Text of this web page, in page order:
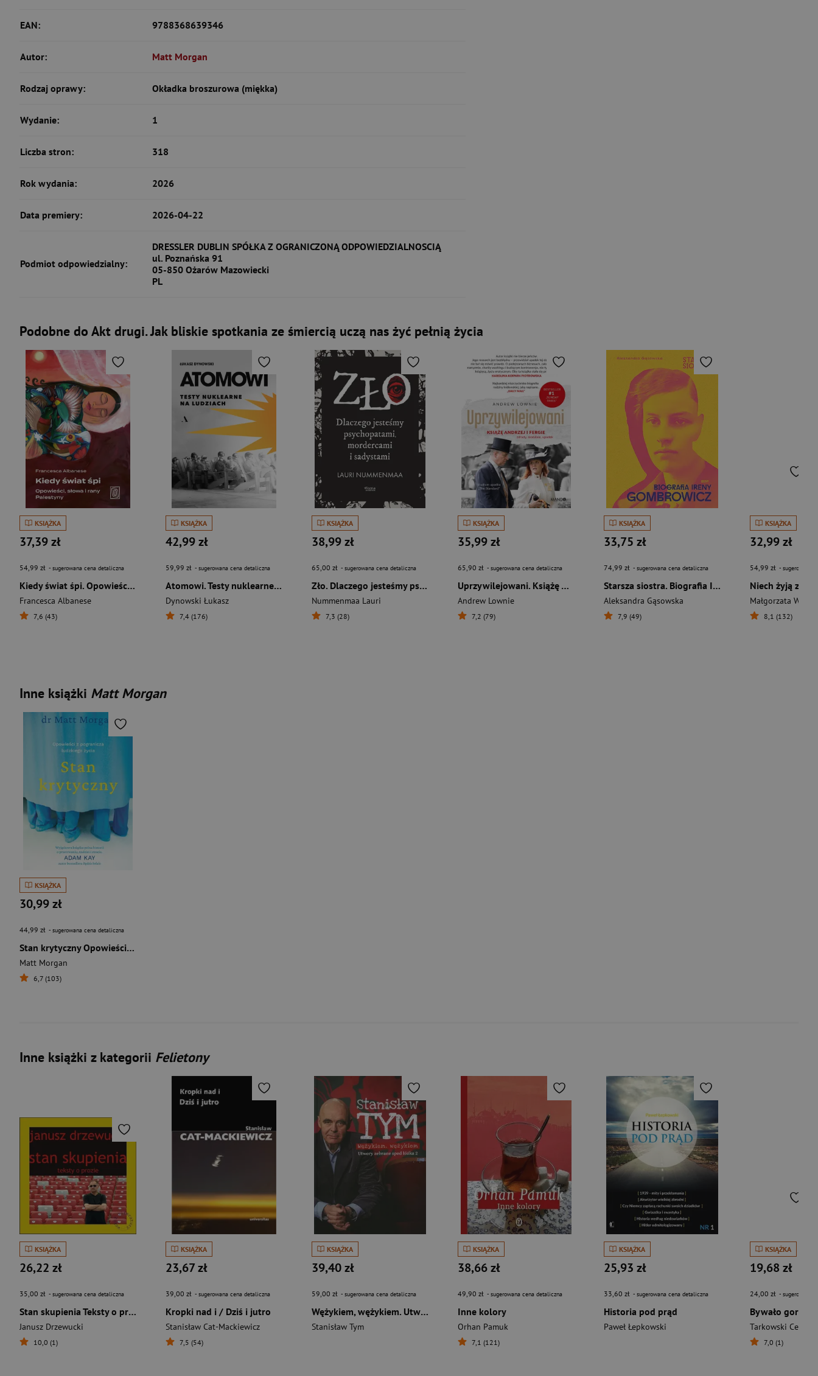
EAN: 9788368639346
Autor: Matt Morgan
Rodzaj oprawy: Okładka broszurowa (miękka)
Wydanie: 1
Liczba stron: 318
Rok wydania: 2026
Data premiery: 2026-04-22
Podmiot odpowiedzialny:
DRESSLER DUBLIN SPÓŁKA Z OGRANICZONĄ ODPOWIEDZIALNOSCIĄ
ul. Poznańska 91
05-850 Ożarów Mazowiecki
PL
Podobne do Akt drugi. Jak bliskie spotkania ze śmiercią uczą nas żyć pełnią życia
KSIĄŻKA
37,39 zł
54,99 zł - sugerowana cena detaliczna
Kiedy świat śpi. Opowieści, słowa i rany Palestyny
Francesca Albanese
7,6 (43)
KSIĄŻKA
42,99 zł
59,99 zł - sugerowana cena detaliczna
Atomowi. Testy nuklearne na ludziach
Dynowski Łukasz
7,4 (176)
KSIĄŻKA
38,99 zł
65,00 zł - sugerowana cena detaliczna
Zło. Dlaczego jesteśmy psychopatami, mordercami i sadystami
Nummenmaa Lauri
7,3 (28)
KSIĄŻKA
35,99 zł
65,90 zł - sugerowana cena detaliczna
Uprzywilejowani. Książę Andrzej i Fergie – zdrady, skandale, upadek
Andrew Lownie
7,2 (79)
KSIĄŻKA
33,75 zł
74,99 zł - sugerowana cena detaliczna
Starsza siostra. Biografia Ireny Gombrowicz
Aleksandra Gąsowska
7,9 (49)
KSIĄŻKA
32,99 zł
54,99 zł - sugerowana
Małgorzata
8,1 (132)
Inne książki Matt Morgan
KSIĄŻKA
30,99 zł
44,99 zł - sugerowana cena detaliczna
Stan krytyczny Opowieści z pogranicza ludzkiego życia
Matt Morgan
6,7 (103)
Inne książki z kategorii Felietony
KSIĄŻKA
26,22 zł
35,00 zł - sugerowana cena detaliczna
Stan skupienia Teksty o prozie
Janusz Drzewucki
10,0 (1)
KSIĄŻKA
23,67 zł
39,00 zł - sugerowana cena detaliczna
Kropki nad i / Dziś i jutro
Stanisław Cat-Mackiewicz
7,5 (54)
KSIĄŻKA
39,40 zł
59,00 zł - sugerowana cena detaliczna
Wężykiem, wężykiem. Utwory zebrane spod łóżka 2
Stanisław Tym
KSIĄŻKA
38,66 zł
49,90 zł - sugerowana cena detaliczna
Inne kolory
Orhan Pamuk
7,1 (121)
KSIĄŻKA
25,93 zł
33,60 zł - sugerowana cena detaliczna
Historia pod prąd
Paweł Łepkowski
KSIĄŻKA
19,68 zł
24,00 zł - sugerowana
Tarkowski Cezary
7,0 (1)